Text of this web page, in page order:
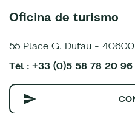
Oficina de turismo
55 Place G. Dufau -
Tél : +33 (0)5 58 78 20 96